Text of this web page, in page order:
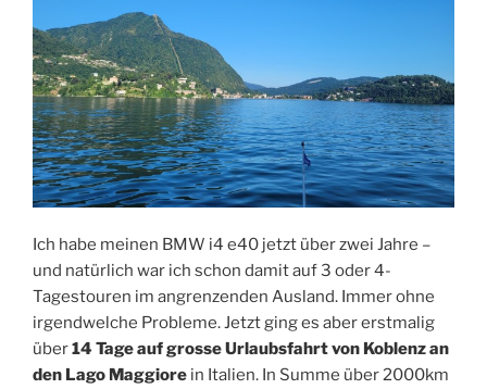
Ich habe meinen BMW i4 e40 jetzt über zwei Jahre –
und natürlich war ich schon damit auf 3 oder 4-
Tagestouren im angrenzenden Ausland. Immer ohne
irgendwelche Probleme. Jetzt ging es aber erstmalig
über14 Tage auf grosse Urlaubsfahrt von Koblenz an
den Lago Maggiore in Italien. In Summe über 2000km